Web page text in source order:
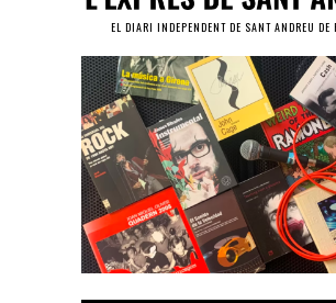
EL DIARI INDEPENDENT DE SANT ANDREU DE